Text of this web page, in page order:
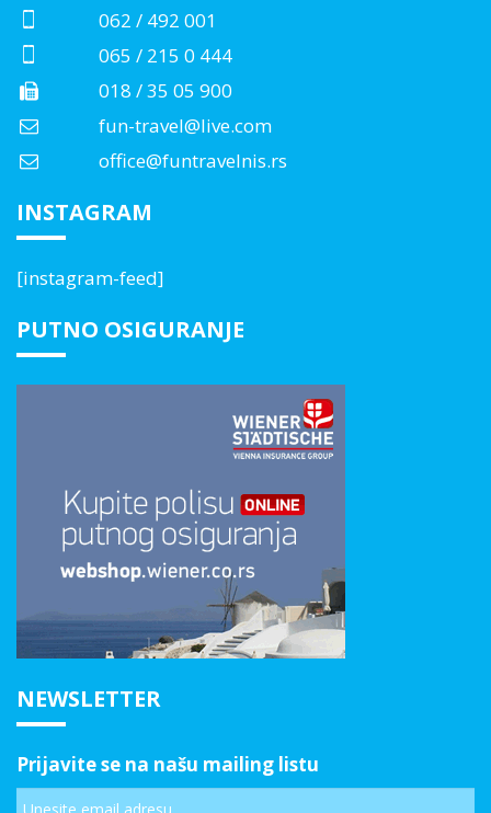
062 / 492 001
065 / 215 0 444
018 / 35 05 900
fun-travel@live.com
office@funtravelnis.rs
INSTAGRAM
[instagram-feed]
PUTNO OSIGURANJE
NEWSLETTER
Prijavite se na našu mailing listu